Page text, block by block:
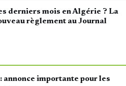
derniers mois en Algérie ? La
règlement au Journal
importante pour les